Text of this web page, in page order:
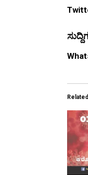
Related